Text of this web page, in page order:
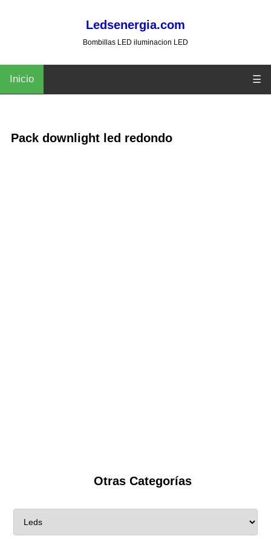
Ledsenergia.com
Bombillas LED iluminacion LED
Inicio ☰
Pack downlight led redondo
Otras Categorías